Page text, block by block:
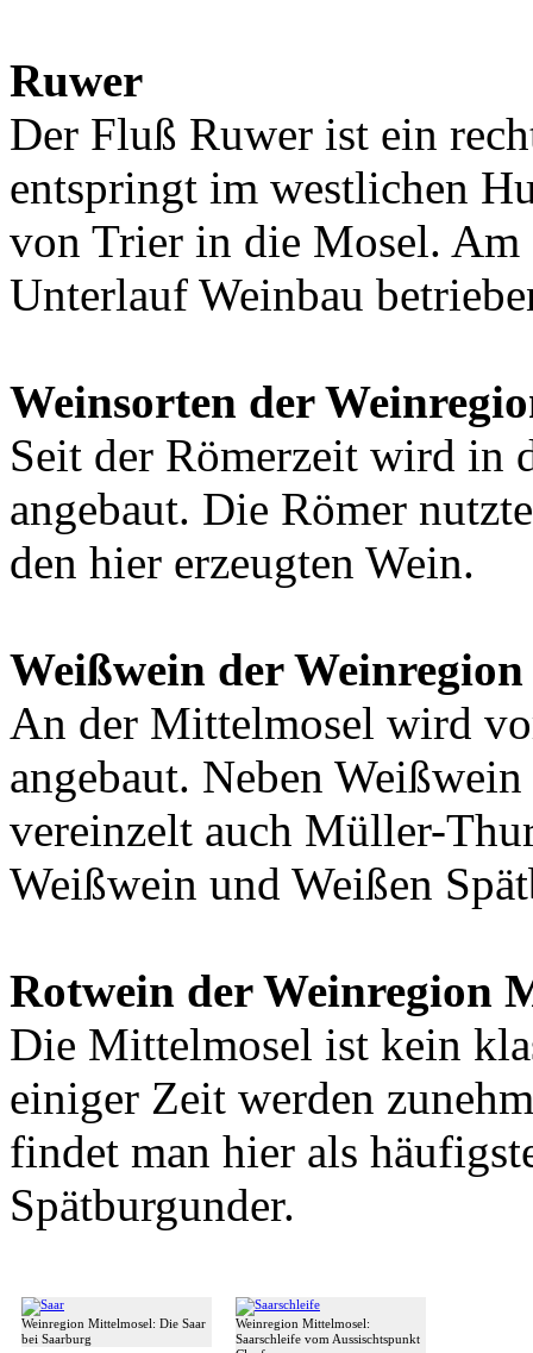
Ruwer
Der Fluß Ruwer ist ein
entspringt im westlichen
von Trier in die Mosel.
Unterlauf Weinbau
Weinsorten der
Seit der Römerzeit wird in
angebaut. Die Römer
den hier erzeugten Wein.
Weißwein der
An der Mittelmosel wird
angebaut. Neben
vereinzelt auch Müller-
Weißwein und Weißen
Rotwein der Weinregion
Die Mittelmosel ist kein
einiger Zeit werden
findet man hier als
Spätburgunder.
Weinregion Mittelmosel: Die Saar
bei Saarburg
Weinregion Mittelmosel:
Saarschleife vom Aussischtspunkt